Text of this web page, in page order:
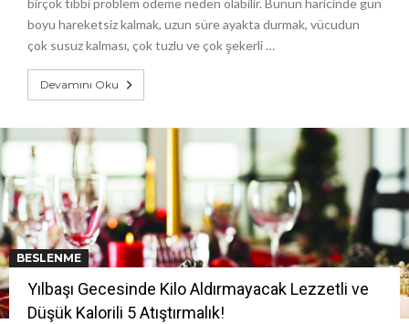
birçok tıbbi problem ödeme neden olabilir. Bunun haricinde gün
boyu hareketsiz kalmak, uzun süre ayakta durmak, vücudun
çok susuz kalması, çok tuzlu ve çok şekerli …
Devamını Oku
BESLENME
Yılbaşı Gecesinde Kilo Aldırmayacak Lezzetli ve
Düşük Kalorili 5 Atıştırmalık!